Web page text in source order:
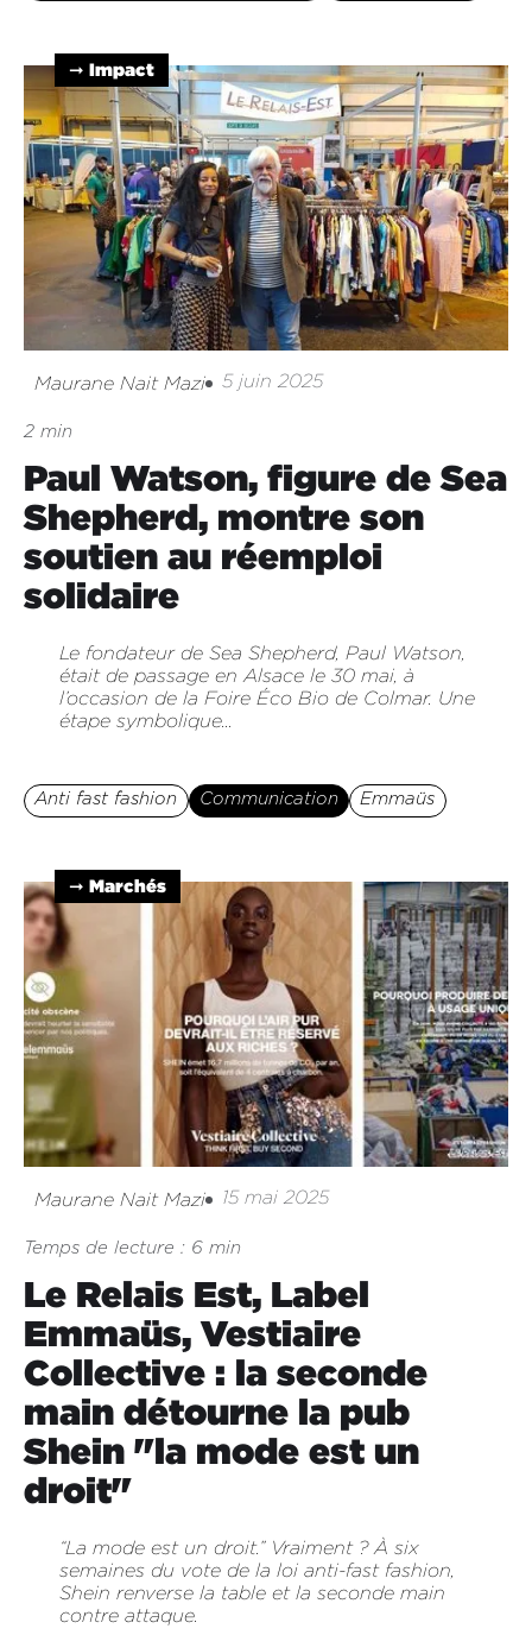
➞ Impact
Maurane Nait Mazi 5 juin 2025
2 min
Paul Watson, figure de Sea
Shepherd, montre son
soutien au réemploi
solidaire
Le fondateur de Sea Shepherd, Paul Watson,
était de passage en Alsace le 30 mai, à
l’occasion de la Foire Éco Bio de Colmar. Une
étape symbolique...
Anti fast fashion Communication Emmaüs
➞ Marchés
Maurane Nait Mazi 15 mai 2025
Temps de lecture : 6 min
Le Relais Est, Label
Emmaüs, Vestiaire
Collective : la seconde
main détourne la pub
Shein "la mode est un
droit"
“La mode est un droit.” Vraiment ? À six
semaines du vote de la loi anti-fast fashion,
Shein renverse la table et la seconde main
contre attaque.